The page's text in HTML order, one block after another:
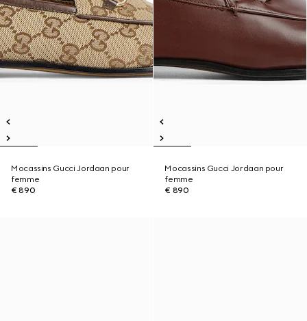
Mocassins Gucci Jordaan pour
femme
€ 890
Mocassins Gucci Jordaan pour
femme
€ 890